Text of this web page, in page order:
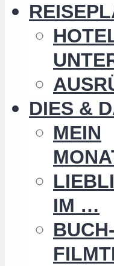
DIES &
MEIN
IM …